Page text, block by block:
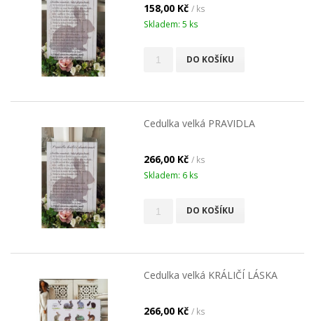
158,00 Kč / ks
Skladem: 5 ks
DO KOŠÍKU
Cedulka velká PRAVIDLA
266,00 Kč / ks
Skladem: 6 ks
DO KOŠÍKU
Cedulka velká KRÁLIČÍ LÁSKA
266,00 Kč / ks